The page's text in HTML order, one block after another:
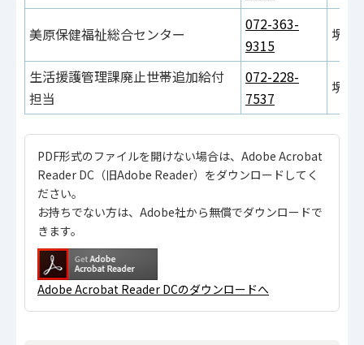
美原保健福祉総合センター
072-363-
9315
堺市
生活援護管理課廃止世帯追加給付
担当
072-228-
7537
堺市
PDF形式のファイルを開けない場合は、Adobe Acrobat
Reader DC（旧Adobe Reader）をダウンロードしてく
ださい。
お持ちでない方は、Adobe社から無償でダウンロードで
きます。
Adobe Acrobat Reader DCのダウンロードへ